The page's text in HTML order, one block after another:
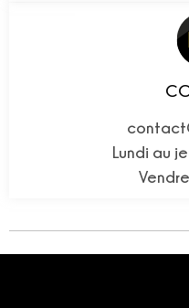
Lundi au